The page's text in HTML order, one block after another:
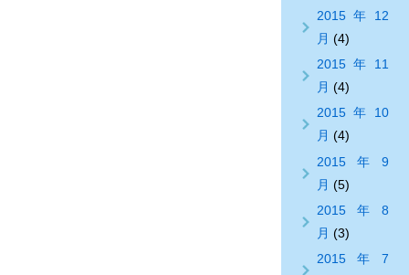
2015年12
月 (4)
2015年11
月 (4)
2015年10
月 (4)
2015年9
月 (5)
2015年8
月 (3)
2015年7